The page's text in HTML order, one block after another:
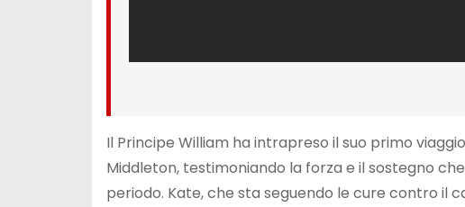
Il Principe William ha intrapreso il suo primo
Middleton, testimoniando la forza e il sostegno
periodo. Kate, che sta seguendo le cure contro il